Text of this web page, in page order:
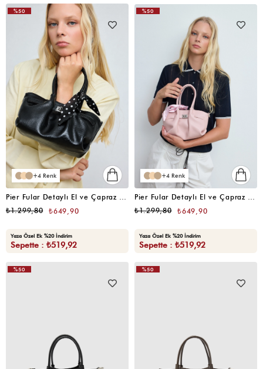
4
₺649,90
₺1.299,80
Yaza Özel Ek %20 İndirim
Sepette : ₺519,92
%50
4
₺649,90
₺1.299,80
Yaza Özel Ek %20 İndirim
Sepette : ₺519,92
%50
%50 %50